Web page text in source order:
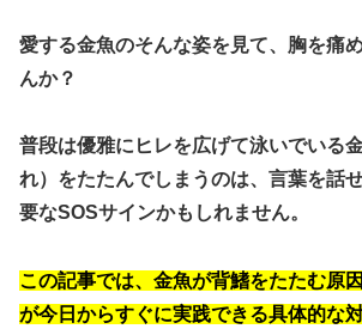
愛する金魚のそんな姿を見て、胸を痛
んか？
普段は優雅にヒレを広げて泳いでいる
れ）をたたんでしまうのは、 言葉を話
要なSOSサインかもしれません。
この記事では、金魚が背鰭をたたむ原
が今日からすぐに実践できる具体的な